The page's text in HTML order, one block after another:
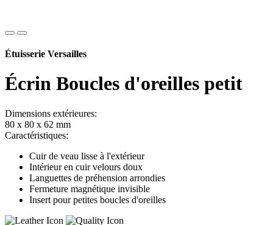
Étuisserie Versailles
Écrin Boucles d'oreilles petit
Dimensions extérieures:
80 x 80 x 62 mm
Caractéristiques:
Cuir de veau lisse à l'extérieur
Intérieur en cuir velours doux
Languettes de préhension arrondies
Fermeture magnétique invisible
Insert pour petites boucles d'oreilles